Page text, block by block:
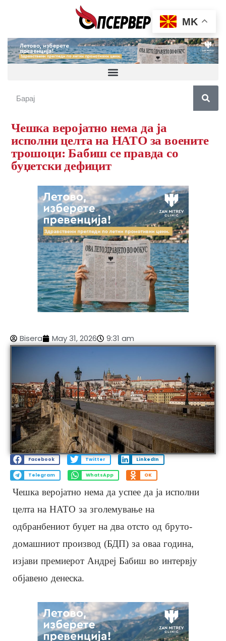
Чешка веројатно нема да ја
исполни целта на НАТО за воените
трошоци: Бабиш се правда со
буџетски дефицит
Bisera May 31, 2026 9:31 am
Facebook Twitter LinkedIn
Telegram WhatsApp OK
Чешка веројатно нема да успее да ја исполни
целта на НАТО за зголемување на
одбранбениот буџет на два отсто од бруто-
домашниот производ (БДП) за оваа година,
изјави премиерот Андреј Бабиш во интервју
објавено денеска.
MK